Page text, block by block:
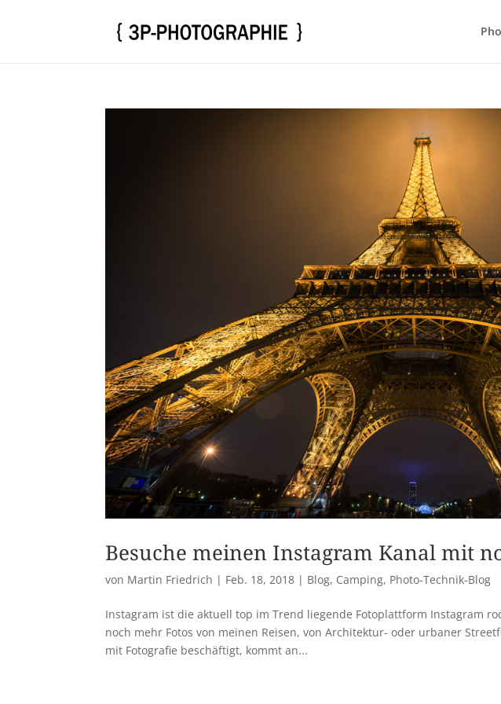
Besuche meinen Instagram Kanal mit
von Martin Friedrich | Feb. 18, 2018 | Blog, Camping, Photo-Technik-Blog
Instagram ist die aktuell top im Trend liegende Fotoplattform Instagram
noch mehr Fotos von meinen Reisen, von Architektur- oder urbaner
mit Fotografie beschäftigt, kommt an...